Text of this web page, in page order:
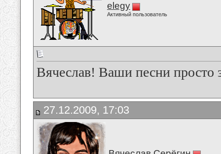
elegy
Активный пользователь
Вячеслав! Ваши песни просто
27.12.2009, 17:03